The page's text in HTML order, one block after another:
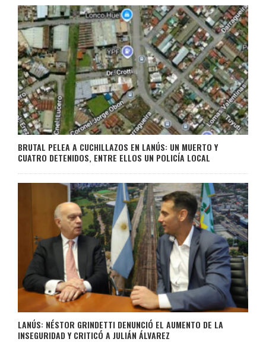
BRUTAL PELEA A CUCHILLAZOS EN LANÚS: UN MUERTO Y
CUATRO DETENIDOS, ENTRE ELLOS UN POLICÍA LOCAL
LANÚS: NÉSTOR GRINDETTI DENUNCIÓ EL AUMENTO DE LA
INSEGURIDAD Y CRITICÓ A JULIÁN ÁLVAREZ